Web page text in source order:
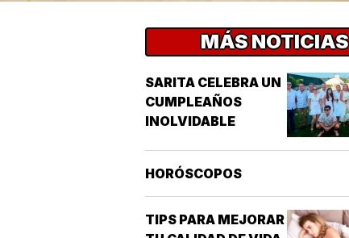
MÁS NOTICIAS
SARITA CELEBRA UN
CUMPLEAÑOS
INOLVIDABLE
HORÓSCOPOS
TIPS PARA MEJORAR